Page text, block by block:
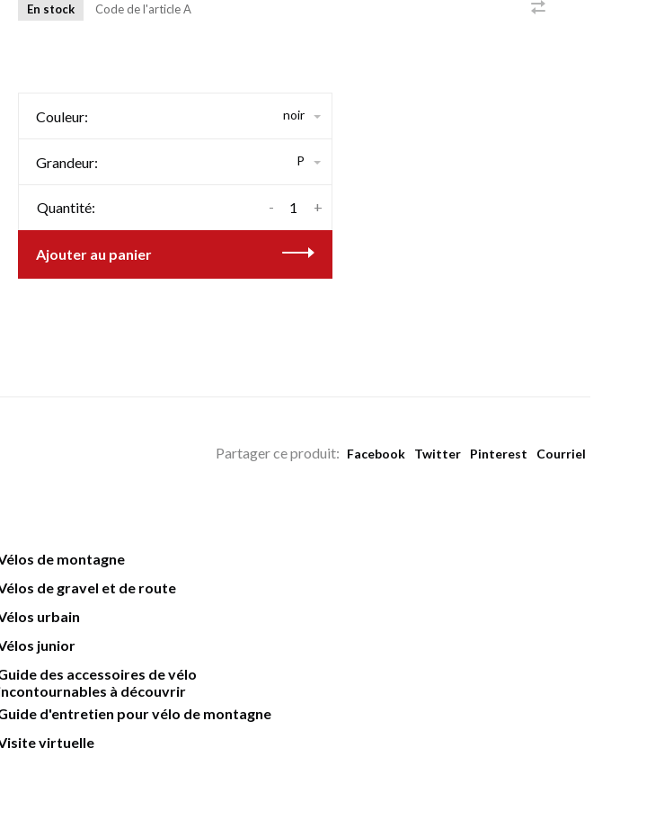
En stock Code de l'articleA
Couleur: noir
Grandeur: P
Quantité: +
-
Ajouter au panier
Partager ce produit: Facebook Twitter Pinterest Courriel
de montagne
de gravel et de route
urbain
junior
des accessoires de vélo
à découvrir
d'entretien pour vélo de montagne
virtuelle